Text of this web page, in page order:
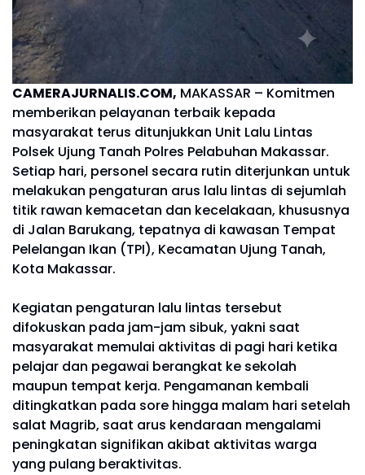
CAMERAJURNALIS.COM, MAKASSAR – Komitmen
memberikan pelayanan terbaik kepada
masyarakat terus ditunjukkan Unit Lalu Lintas
Polsek Ujung Tanah Polres Pelabuhan Makassar.
Setiap hari, personel secara rutin diterjunkan untuk
melakukan pengaturan arus lalu lintas di sejumlah
titik rawan kemacetan dan kecelakaan, khususnya
di Jalan Barukang, tepatnya di kawasan Tempat
Pelelangan Ikan (TPI), Kecamatan Ujung Tanah,
Kota Makassar.
Kegiatan pengaturan lalu lintas tersebut
difokuskan pada jam-jam sibuk, yakni saat
masyarakat memulai aktivitas di pagi hari ketika
pelajar dan pegawai berangkat ke sekolah
maupun tempat kerja. Pengamanan kembali
ditingkatkan pada sore hingga malam hari setelah
salat Magrib, saat arus kendaraan mengalami
peningkatan signifikan akibat aktivitas warga
yang pulang beraktivitas.